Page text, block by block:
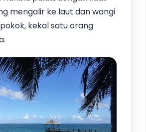
mengalir ke laut dan wangi
kekal satu orang